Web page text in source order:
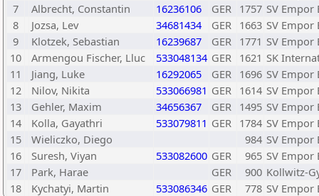
7
Albrecht, Constantin 16236106 GER 1757 SV Empor
8
Jozsa, Lev 34681434 GER 1663 SV Empor
9
Klotzek, Sebastian 16239687 GER 1771 SV Empor
10
Armengou Fischer, Lluc 533048134 GER 1621 SK
11
Jiang, Luke 16292065 GER 1696 SV Empor
12
Nilov, Nikita 533066981 GER 1614 SV Empor
13
Gehler, Maxim 34656367 GER 1495 SV Empor
14
Kolla, Gayathri 533079811 GER 1784 SV Empor
15
Wieliczko, Diego 984 SV Empor
16
Suresh, Viyan 533082600 GER 965 SV Empor
17
Park, Harae GER 900 Kollwitz-
18
Kychatyi, Martin 533086346 GER 778 SV Empor